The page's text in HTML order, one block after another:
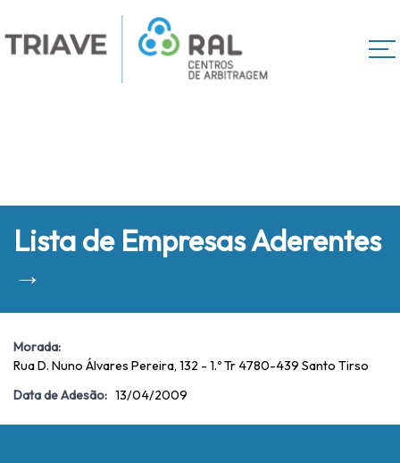
Lista de Empresas Aderentes
→
Morada:
Rua D. Nuno Álvares Pereira, 132 - 1.º Tr 4780-439 Santo Tirso
Data de Adesão: 13/04/2009